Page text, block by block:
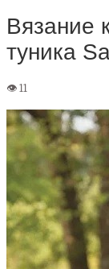
Вязание
туника